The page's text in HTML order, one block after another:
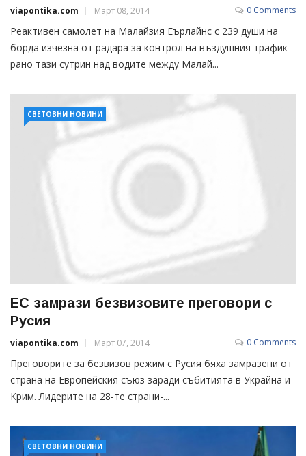
viapontika.com Март 08, 2014 0 Comments
Реактивен самолет на Малайзия Еърлайнс с 239 души на
борда изчезна от радара за контрол на въздушния трафик
рано тази сутрин над водите между Малай...
СВЕТОВНИ НОВИНИ
ЕС замрази безвизовите преговори с
Русия
viapontika.com Март 07, 2014 0 Comments
Преговорите за безвизов режим с Русия бяха замразени от
страна на Европейския съюз заради събитията в Украйна и
Крим. Лидерите на 28-те страни-...
СВЕТОВНИ НОВИНИ